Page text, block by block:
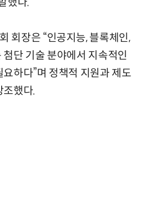
회장은 “인공지능, 블록체인,
단 기술 분야에서 지속적인
하다”며 정책적 지원과 제도
조했다.